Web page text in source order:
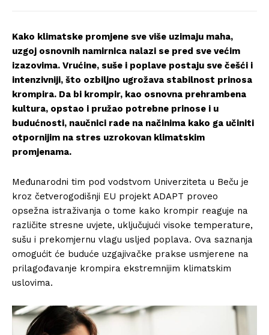
Kako klimatske promjene sve više uzimaju maha,
uzgoj osnovnih namirnica nalazi se pred sve većim
izazovima. Vrućine, suše i poplave postaju sve češći i
intenzivniji, što ozbiljno ugrožava stabilnost prinosa
krompira. Da bi krompir, kao osnovna prehrambena
kultura, opstao i pružao potrebne prinose i u
budućnosti, naučnici rade na načinima kako ga učiniti
otpornijim na stres uzrokovan klimatskim
promjenama.
Međunarodni tim pod vodstvom Univerziteta u Beču je
kroz četverogodišnji EU projekt ADAPT proveo
opsežna istraživanja o tome kako krompir reaguje na
različite stresne uvjete, uključujući visoke temperature,
sušu i prekomjernu vlagu usljed poplava. Ova saznanja
omogućit će buduće uzgajivačke prakse usmjerene na
prilagođavanje krompira ekstremnijim klimatskim
uslovima.